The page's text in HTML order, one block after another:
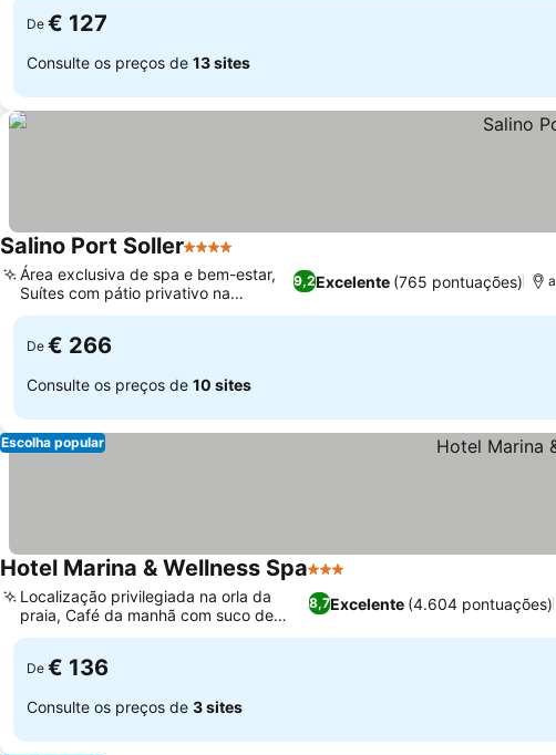
De € 127
Consulte os preços de 13 sites
Salino Port Soller4 Estrelas
9,2Excelente (765 pontuações)
Área exclusiva de spa e bem-estar,
Suítes com pátio privativo na
cobertura
De € 266
Consulte os preços de 10 sites
Escolha popular
Hotel Marina & Wellness Spa3 Estrelas
8,7Excelente (4.604 pontuações)
Localização privilegiada na orla da
praia, Café da manhã com suco de
laranja fresco
De € 136
Consulte os preços de 3 sites